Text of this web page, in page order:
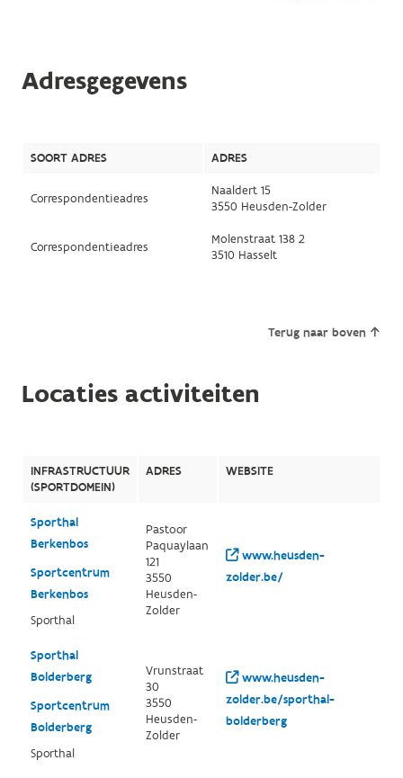
Adresgegevens
SOORT ADRES ADRES
Correspondentieadres
Naaldert 15
3550 Heusden-Zolder
Correspondentieadres
Molenstraat 138 2
3510 Hasselt
Terug naar boven
Locaties activiteiten
INFRASTRUCTUUR
(SPORTDOMEIN)
ADRES WEBSITE
Sporthal
Berkenbos
Sportcentrum
Berkenbos
Sporthal
Pastoor
Paquaylaan
121
3550
Heusden-
Zolder
www.heusden-
zolder.be/
Sporthal
Bolderberg
Sportcentrum
Bolderberg
Sporthal
Vrunstraat
30
3550
Heusden-
Zolder
www.heusden-
zolder.be/sporthal-
bolderberg